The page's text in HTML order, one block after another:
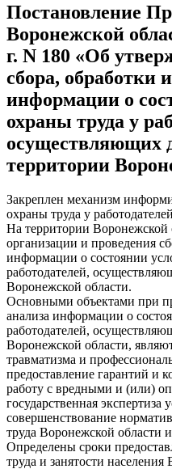
Постановление
Воронежской
г. N 180 «Об
сбора, обработки
информации о
охраны труда у
осуществляющих
территории
Закреплен механизм
охраны труда у
На территории Воронежской
организации и проведения
информации о состоянии
работодателей,
Воронежской области.
Основными объектами при
анализа информации о
работодателей,
Воронежской области,
травматизма и
предоставление гарантий и
работу с вредными и (или)
государственная экспертиза
совершенствование
труда Воронежской области
Определены сроки
труда и занятости